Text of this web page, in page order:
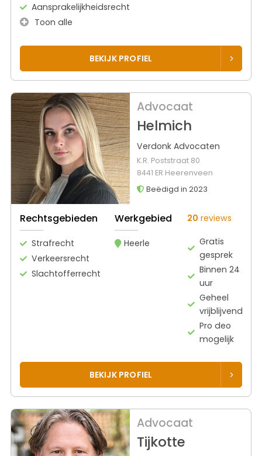
Aansprakelijkheidsrecht
Toon alle
BEKIJK PROFIEL
Advocaat
Helmich
Verdonk Advocaten
K.R. Poststraat 80
8441 ER Heerenveen
Beëdigd in 2023
Rechtsgebieden
Strafrecht
Verkeersrecht
Slachtofferrecht
Werkgebied
Heerle
20 reviews
Gratis
gesprek
Binnen 24
uur
Geheel
vrijblijvend
Pro deo
mogelijk
BEKIJK PROFIEL
Advocaat
Tijkotte